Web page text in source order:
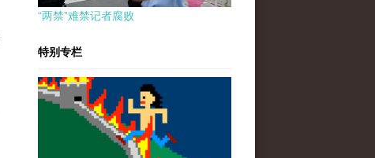
“两禁”难禁记者腐败
特别专栏